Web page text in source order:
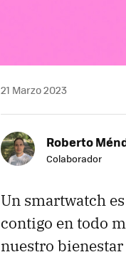
21 Marzo 2023
Roberto
Colaborador
Un smartwatch
contigo en todo
nuestro